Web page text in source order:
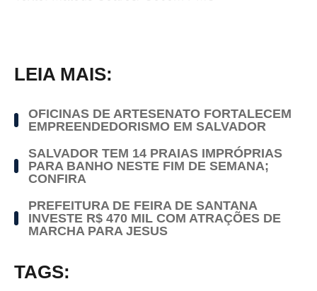
LEIA MAIS:
OFICINAS DE ARTESENATO FORTALECEM
EMPREENDEDORISMO EM SALVADOR
SALVADOR TEM 14 PRAIAS IMPRÓPRIAS
PARA BANHO NESTE FIM DE SEMANA;
CONFIRA
PREFEITURA DE FEIRA DE SANTANA
INVESTE R$ 470 MIL COM ATRAÇÕES DE
MARCHA PARA JESUS
TAGS: